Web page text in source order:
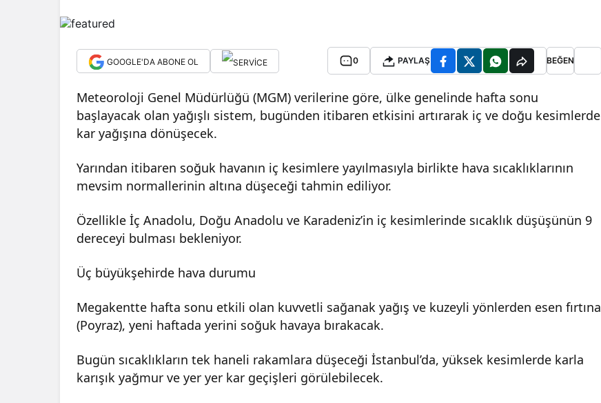
GOOGLE'DA ABONE OL 0 PAYLAŞ BEĞEN
Meteoroloji Genel Müdürlüğü (MGM) verilerine göre, ülke genelinde hafta sonu
başlayacak olan yağışlı sistem, bugünden itibaren etkisini artırarak iç ve doğu kesimlerde
kar yağışına dönüşecek.
Yarından itibaren soğuk havanın iç kesimlere yayılmasıyla birlikte hava sıcaklıklarının
mevsim normallerinin altına düşeceği tahmin ediliyor.
Özellikle İç Anadolu, Doğu Anadolu ve Karadeniz’in iç kesimlerinde sıcaklık düşüşünün 9
dereceyi bulması bekleniyor.
Üç büyükşehirde hava durumu
Megakentte hafta sonu etkili olan kuvvetli sağanak yağış ve kuzeyli yönlerden esen fırtına
(Poyraz), yeni haftada yerini soğuk havaya bırakacak.
Bugün sıcaklıkların tek haneli rakamlara düşeceği İstanbul’da, yüksek kesimlerde karla
karışık yağmur ve yer yer kar geçişleri görülebilecek.